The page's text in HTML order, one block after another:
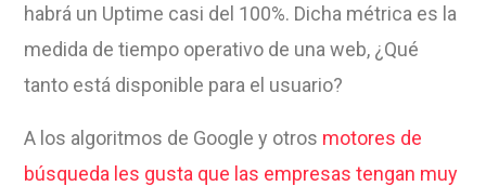
habrá un Uptime casi del 100%. Dicha métrica es la
medida de tiempo operativo de una web, ¿Qué
tanto está disponible para el usuario?
A los algoritmos de Google y otros motores de
búsqueda les gusta que las empresas tengan muy